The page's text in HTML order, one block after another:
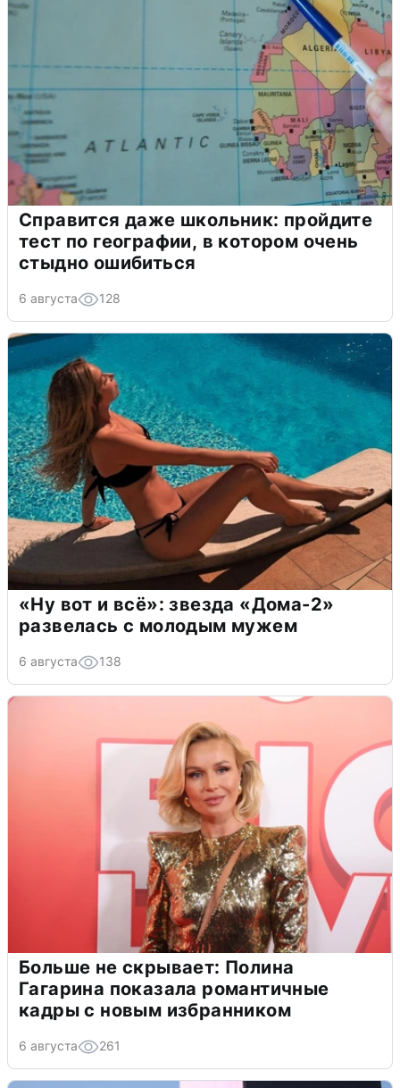
Справится даже школьник: пройдите
тест по географии, в котором очень
стыдно ошибиться
6 августа 128
«Ну вот и всё»: звезда «Дома-2»
развелась с молодым мужем
6 августа 138
Больше не скрывает: Полина
Гагарина показала романтичные
кадры с новым избранником
6 августа 261